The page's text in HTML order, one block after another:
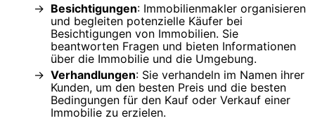
Besichtigungen: Immobilienmakler organisieren
und begleiten potenzielle Käufer bei
Besichtigungen von Immobilien. Sie
beantworten Fragen und bieten Informationen
über die Immobilie und die Umgebung.
Verhandlungen: Sie verhandeln im Namen ihrer
Kunden, um den besten Preis und die besten
Bedingungen für den Kauf oder Verkauf einer
Immobilie zu erzielen.